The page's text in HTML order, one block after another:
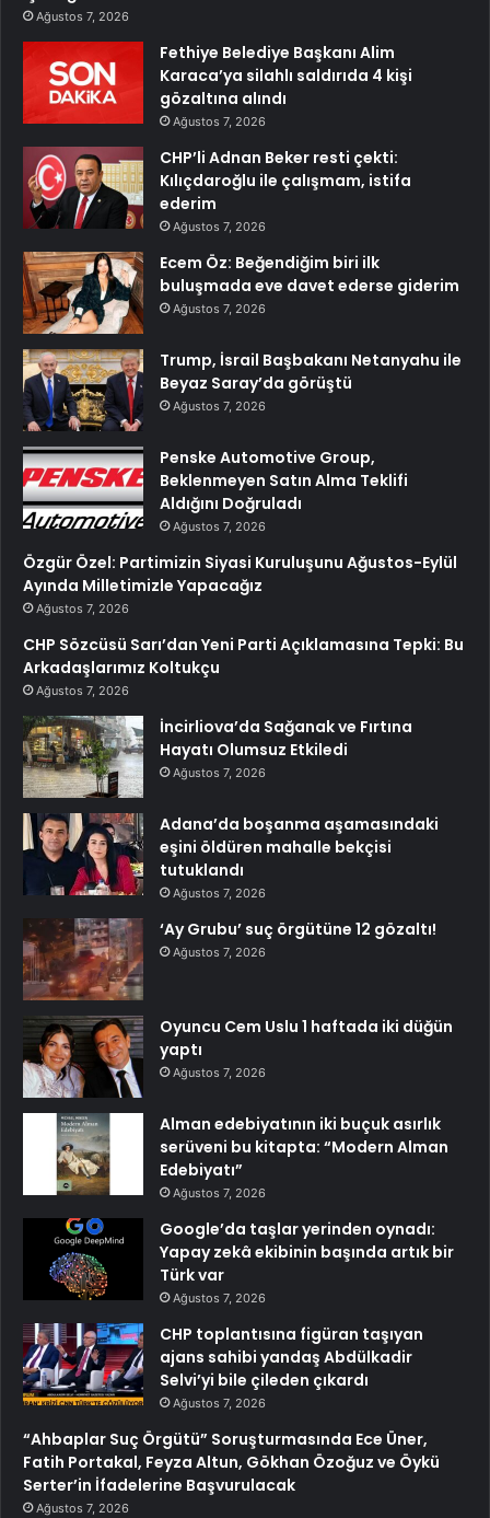
Ağustos 7, 2026
Fethiye Belediye Başkanı Alim
Karaca’ya silahlı saldırıda 4 kişi
gözaltına alındı
Ağustos 7, 2026
CHP’li Adnan Beker resti çekti:
Kılıçdaroğlu ile çalışmam, istifa
ederim
Ağustos 7, 2026
Ecem Öz: Beğendiğim biri ilk
buluşmada eve davet ederse giderim
Ağustos 7, 2026
Trump, İsrail Başbakanı Netanyahu ile
Beyaz Saray’da görüştü
Ağustos 7, 2026
Penske Automotive Group,
Beklenmeyen Satın Alma Teklifi
Aldığını Doğruladı
Ağustos 7, 2026
Özgür Özel: Partimizin Siyasi Kuruluşunu Ağustos-Eylül
Ayında Milletimizle Yapacağız
Ağustos 7, 2026
CHP Sözcüsü Sarı’dan Yeni Parti Açıklamasına Tepki: Bu
Arkadaşlarımız Koltukçu
Ağustos 7, 2026
İncirliova’da Sağanak ve Fırtına
Hayatı Olumsuz Etkiledi
Ağustos 7, 2026
Adana’da boşanma aşamasındaki
eşini öldüren mahalle bekçisi
tutuklandı
Ağustos 7, 2026
‘Ay Grubu’ suç örgütüne 12 gözaltı!
Ağustos 7, 2026
Oyuncu Cem Uslu 1 haftada iki düğün
yaptı
Ağustos 7, 2026
Alman edebiyatının iki buçuk asırlık
serüveni bu kitapta: “Modern Alman
Edebiyatı”
Ağustos 7, 2026
Google’da taşlar yerinden oynadı:
Yapay zekâ ekibinin başında artık bir
Türk var
Ağustos 7, 2026
CHP toplantısına figüran taşıyan
ajans sahibi yandaş Abdülkadir
Selvi’yi bile çileden çıkardı
Ağustos 7, 2026
“Ahbaplar Suç Örgütü” Soruşturmasında Ece Üner,
Fatih Portakal, Feyza Altun, Gökhan Özoğuz ve Öykü
Serter’in İfadelerine Başvurulacak
Ağustos 7, 2026